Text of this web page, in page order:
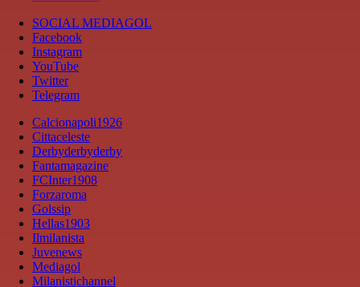
SOCIAL MEDIAGOL
Facebook
Instagram
YouTube
Twitter
Telegram
Calcionapoli1926
Cittaceleste
Derbyderbyderby
Fantamagazine
FCInter1908
Forzaroma
Golssip
Hellas1903
Ilmilanista
Juvenews
Mediagol
Milanistichannel